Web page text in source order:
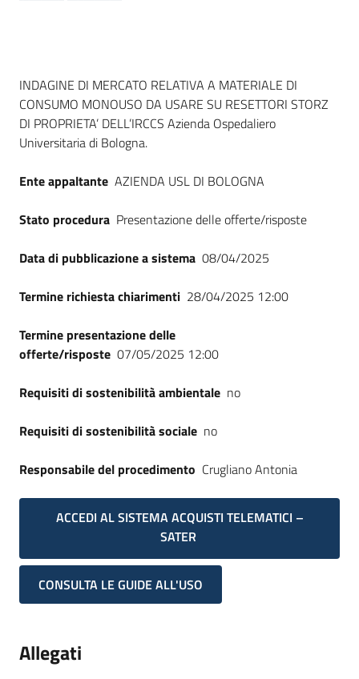
Dati del bando
INDAGINE DI MERCATO RELATIVA A MATERIALE DI
CONSUMO MONOUSO DA USARE SU RESETTORI STORZ
DI PROPRIETA’ DELL’IRCCS Azienda Ospedaliero
Universitaria di Bologna.
Ente appaltante AZIENDA USL DI BOLOGNA
Stato procedura Presentazione delle offerte/risposte
Data di pubblicazione a sistema 08/04/2025
Termine richiesta chiarimenti 28/04/2025 12:00
Termine presentazione delle
offerte/risposte 07/05/2025 12:00
Requisiti di sostenibilità ambientale no
Requisiti di sostenibilità sociale no
Responsabile del procedimento Crugliano Antonia
ACCEDI AL SISTEMA ACQUISTI TELEMATICI –
SATER
CONSULTA LE GUIDE ALL'USO
Allegati